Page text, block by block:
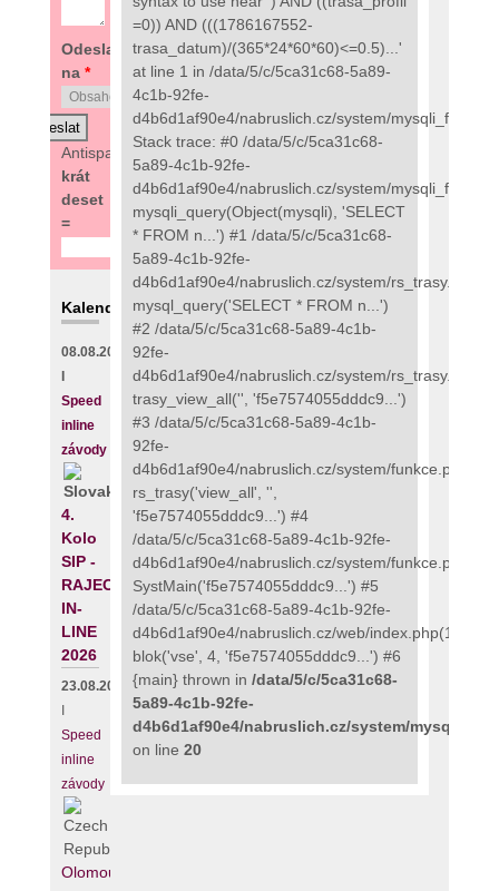
Odeslat
na *
Antispam:
2
krát
deset
=
Kalendář
08.08.2026
Speed
inline
závody
4.
Kolo
SIP -
RAJECKÝ
IN-
LINE
2026
23.08.2026
Speed
inline
závody
Olomouc
=0)) AND (((1786167552-
trasa_datum)/(365*24*60*60)<=0.5)...'
at line 1 in /data/5/c/5ca31c68-5a89-
4c1b-92fe-
d4b6d1af90e4/nabruslich.cz/system/
Stack trace: #0 /data/5/c/5ca31c68-
5a89-4c1b-92fe-
d4b6d1af90e4/nabruslich.cz/system/
mysqli_query(Object(mysqli), 'SELECT
* FROM n...') #1 /data/5/c/5ca31c68-
5a89-4c1b-92fe-
d4b6d1af90e4/nabruslich.cz/system/
mysql_query('SELECT * FROM n...')
#2 /data/5/c/5ca31c68-5a89-4c1b-
92fe-
d4b6d1af90e4/nabruslich.cz/system/
trasy_view_all('', 'f5e7574055dddc9...')
#3 /data/5/c/5ca31c68-5a89-4c1b-
92fe-
d4b6d1af90e4/nabruslich.cz/system/
rs_trasy('view_all', '',
'f5e7574055dddc9...') #4
/data/5/c/5ca31c68-5a89-4c1b-92fe-
d4b6d1af90e4/nabruslich.cz/system/
SystMain('f5e7574055dddc9...') #5
/data/5/c/5ca31c68-5a89-4c1b-92fe-
d4b6d1af90e4/nabruslich.cz/web/index.php(111):
blok('vse', 4, 'f5e7574055dddc9...') #6
{main} thrown in /data/5/c/5ca31c68-
5a89-4c1b-92fe-
d4b6d1af90e4/nabruslich.cz/system/
on line 20